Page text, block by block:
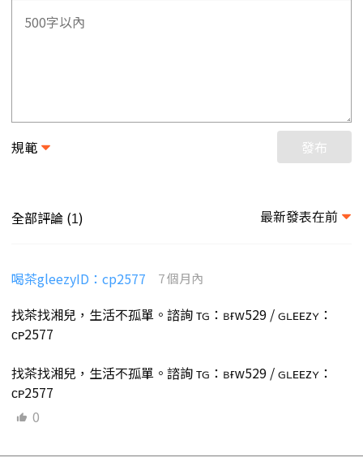
規範 發布
全部評論 (1) 最新發表在前
喝茶gleezyID：cp2577 7 個月內
找茶找湘兒，生活不孤單。諮詢 ᴛɢ：ʙғᴡ529 / ɢʟᴇᴇᴢʏ：
ᴄᴘ2577
找茶找湘兒，生活不孤單。諮詢 ᴛɢ：ʙғᴡ529 / ɢʟᴇᴇᴢʏ：
ᴄᴘ2577
0